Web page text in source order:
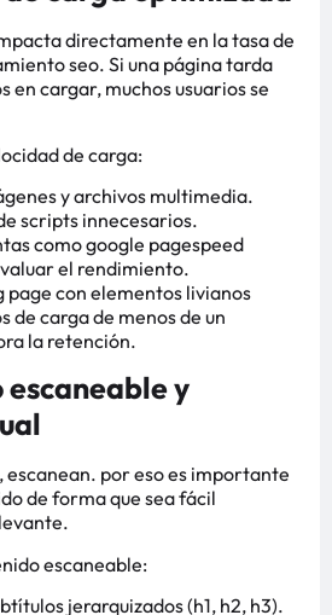
directamente en la tasa de
seo. Si una página tarda
en cargar, muchos usuarios se
de carga:
y archivos multimedia.
scripts innecesarios.
como google pagespeed
el rendimiento.
page con elementos livianos
de carga de menos de un
la retención.
y
escanean. por eso es importante
de forma que sea fácil
escaneable:
jerarquizados (h1, h2, h3).